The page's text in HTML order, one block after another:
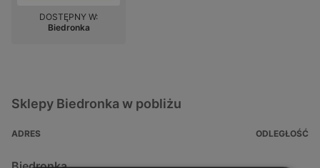
DOSTĘPNY W:
Biedronka
Sklepy Biedronka w pobliżu
ADRES ODLEGŁOŚĆ